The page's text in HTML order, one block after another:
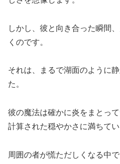
しかし、彼と向き合った瞬間
くのです。
それは、まるで湖面のように
た。
彼の魔法は確かに炎をまとっ
計算された穏やかさに満ちてい
周囲の者が慌ただしくなる中